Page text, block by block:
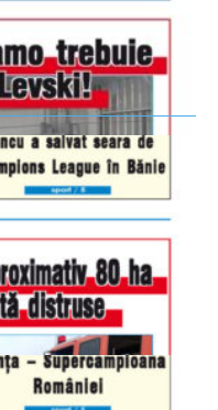
9.00 - 17.00
9.00 - 12.00